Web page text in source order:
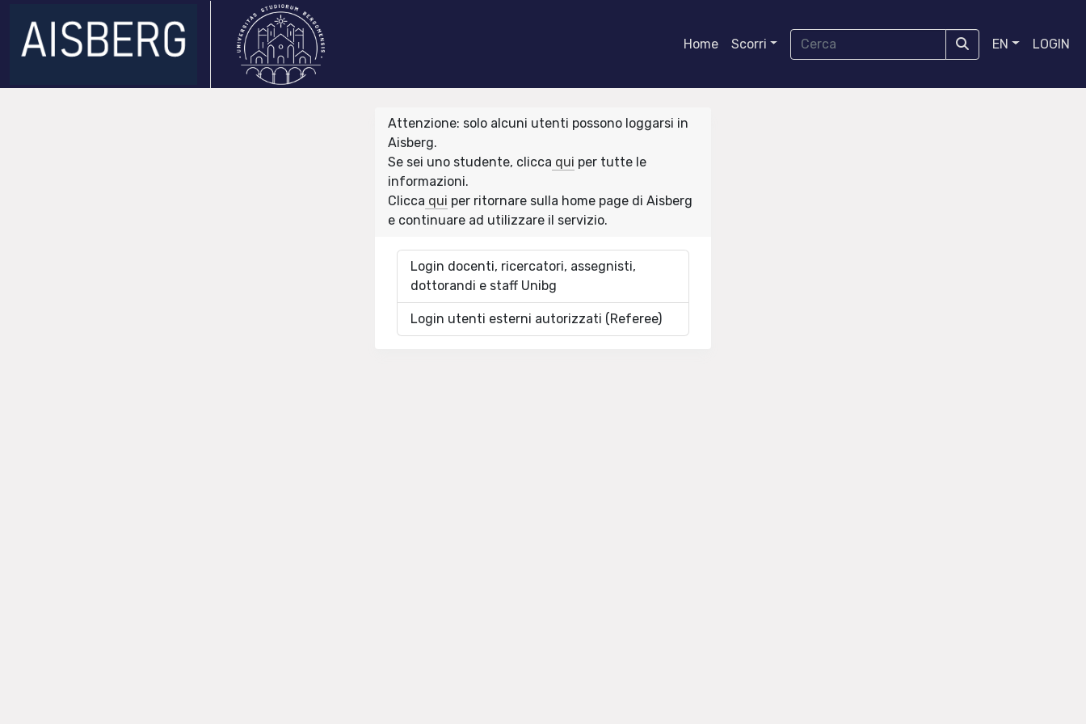
Home Scorri EN LOGIN
Attenzione: solo alcuni utenti possono loggarsi in
Aisberg.
Se sei uno studente, clicca qui per tutte le
informazioni.
Clicca qui per ritornare sulla home page di Aisberg
e continuare ad utilizzare il servizio.
Login docenti, ricercatori, assegnisti,
dottorandi e staff Unibg
Login utenti esterni autorizzati (Referee)